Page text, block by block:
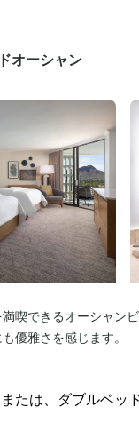
オーシャン
喫できるオーシャン
優雅さを感じます。
たは、ダブルベッ